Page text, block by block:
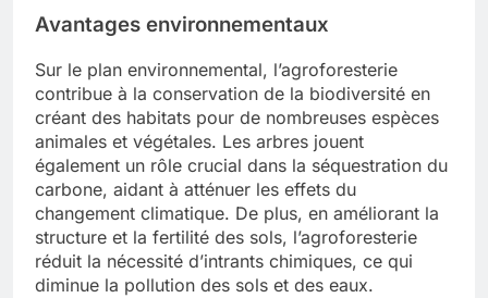
Avantages environnementaux
Sur le plan environnemental, l’agroforesterie
contribue à la conservation de la biodiversité en
créant des habitats pour de nombreuses espèces
animales et végétales. Les arbres jouent
également un rôle crucial dans la séquestration du
carbone, aidant à atténuer les effets du
changement climatique. De plus, en améliorant la
structure et la fertilité des sols, l’agroforesterie
réduit la nécessité d’intrants chimiques, ce qui
diminue la pollution des sols et des eaux.